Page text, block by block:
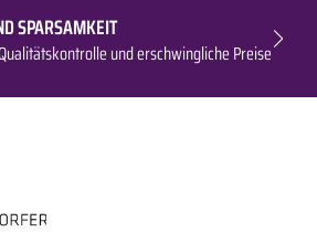
SPARSAMKEIT
und erschwingliche Preise